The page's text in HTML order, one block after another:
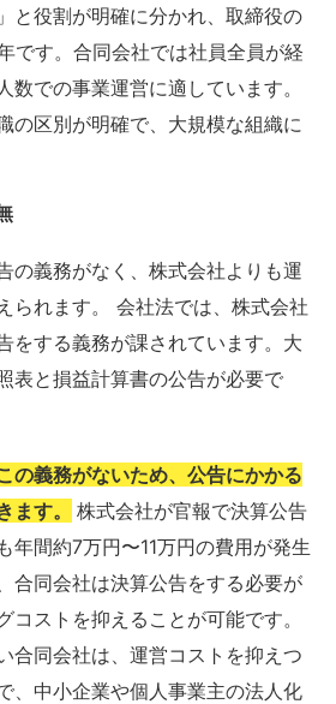
と役割が明確に分かれ、取締役の
です。合同会社では社員全員が経
数での事業運営に適しています。
の区別が明確で、大規模な組織に
の義務がなく、株式会社よりも運
られます。 会社法では、株式会社
をする義務が課されています。大
表と損益計算書の公告が必要で
の義務がないため、公告にかかる
ます。
株式会社が官報で決算公告
年間約7万円〜11万円の費用が発生
合同会社は決算公告をする必要が
コストを抑えることが可能です。
合同会社は、運営コストを抑えつ
、中小企業や個人事業主の法人化